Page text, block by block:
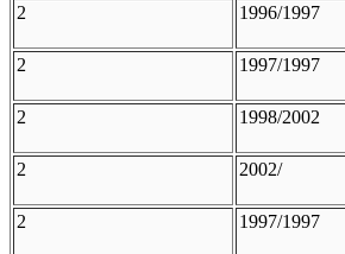
2 1996/1997
2 1997/1997
2 1998/2002
2 2002/
2 1997/1997